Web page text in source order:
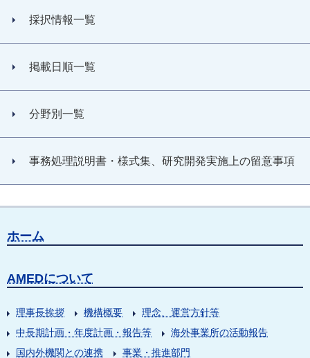
採択情報一覧
掲載日順一覧
分野別一覧
事務処理説明書・様式集、研究開発実施上の留意事項
ホーム
AMEDについて
理事長挨拶 機構概要
理念、運営方針等
中長期計画・年度計画・報告等
海外事業所の活動報告
国内外機関との連携
事業・推進部門